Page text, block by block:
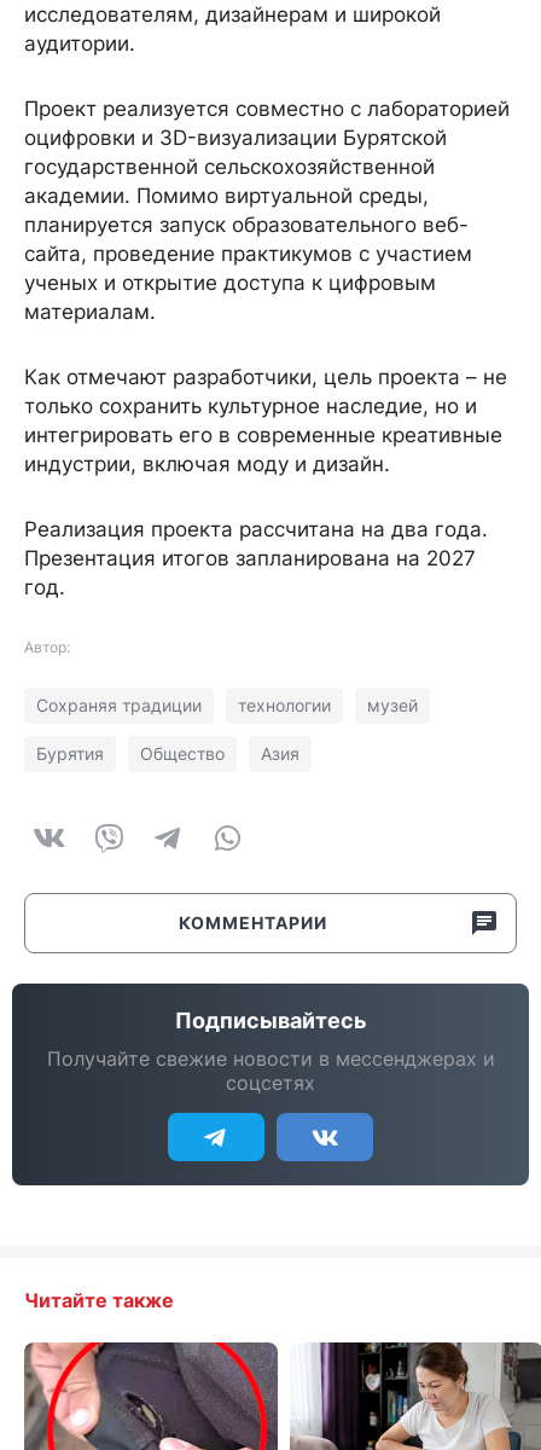
исследователям, дизайнерам и широкой
аудитории.
Проект реализуется совместно с лабораторией
оцифровки и 3D-визуализации Бурятской
государственной сельскохозяйственной
академии. Помимо виртуальной среды,
планируется запуск образовательного веб-
сайта, проведение практикумов с участием
ученых и открытие доступа к цифровым
материалам.
Как отмечают разработчики, цель проекта – не
только сохранить культурное наследие, но и
интегрировать его в современные креативные
индустрии, включая моду и дизайн.
Реализация проекта рассчитана на два года.
Презентация итогов запланирована на 2027
год.
Автор:
Сохраняя традиции технологии музей
Бурятия Общество Азия
КОММЕНТАРИИ
Подписывайтесь
Получайте свежие новости в мессенджерах и
соцсетях
Читайте также